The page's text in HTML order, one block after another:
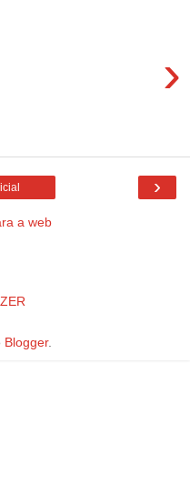
›
›
a web
Blogger.